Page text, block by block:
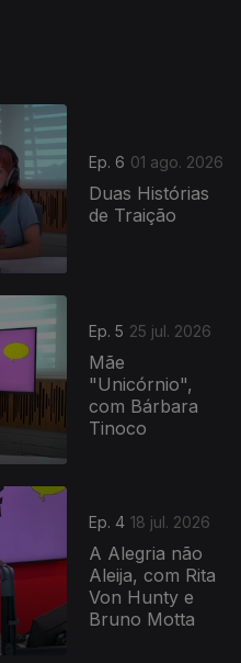
Ep. 6 01 ago. 2026
Duas Histórias
de Traição
Ep. 5 25 jul. 2026
Mãe
"Unicórnio",
com Bárbara
Tinoco
Ep. 4 18 jul. 2026
A Alegria não
Aleija, com Rita
Von Hunty e
Bruno Motta